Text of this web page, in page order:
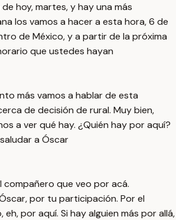
hoy, martes, y hay una más
los vamos a hacer a esta hora, 6 de
de México, y a partir de la próxima
que ustedes hayan
más vamos a hablar de esta
de decisión de rural. Muy bien,
a ver qué hay. ¿Quién hay por aquí?
a Óscar
compañero que veo por acá.
por tu participación. Por el
por aquí. Si hay alguien más por allá,